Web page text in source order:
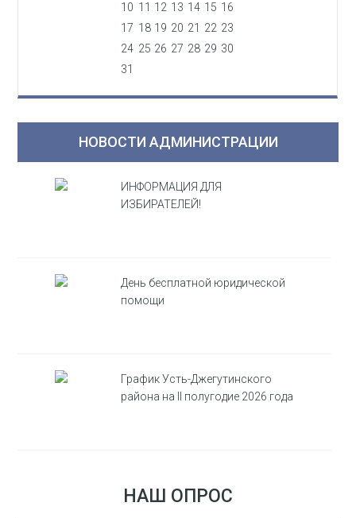
10 11 12 13 14 15 16
17 18 19 20 21 22 23
24 25 26 27 28 29 30
31
НОВОСТИ АДМИНИСТРАЦИИ
ИНФОРМАЦИЯ ДЛЯ
ИЗБИРАТЕЛЕЙ!
День бесплатной юридической
помощи
График Усть-Джегутинского
района на II полугодие 2026 года
НАШ ОПРОС